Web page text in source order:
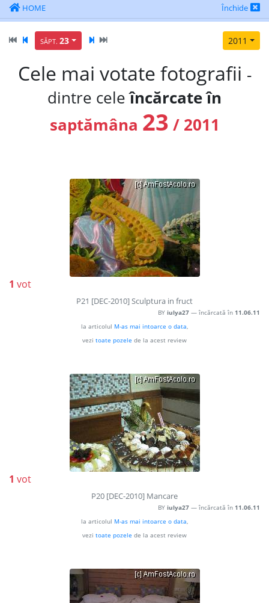
HOME Închide
2011
SĂPT. 23
Cele mai votate fotografii -
dintre celeîncărcate în
saptămâna 23 / 2011
1 vot
P21 [DEC-2010] Sculptura in fruct
BY iulya27 — încărcată în 11.06.11
la articolul M-as mai intoarce o data,
vezi toate pozele de la acest review
1 vot
P20 [DEC-2010] Mancare
BY iulya27 — încărcată în 11.06.11
la articolul M-as mai intoarce o data,
vezi toate pozele de la acest review